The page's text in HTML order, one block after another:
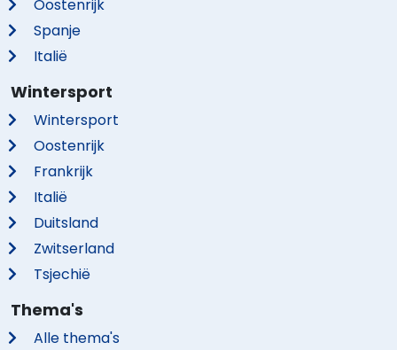
Oostenrijk
Spanje
Italië
Wintersport
Wintersport
Oostenrijk
Frankrijk
Italië
Duitsland
Zwitserland
Tsjechië
Thema's
Alle thema's